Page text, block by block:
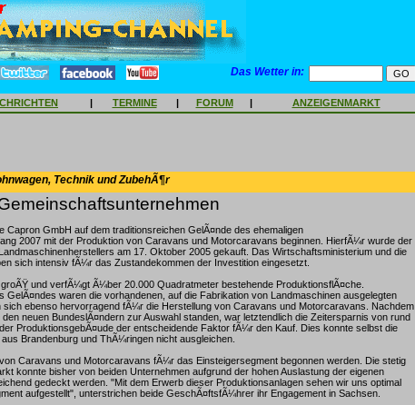
Das Wetter in:
| TERMINE | FORUM | ANZEIGENMARKT
Technik und ZubehÃ¶r
Capron GmbH auf dem traditionsreichen GelÃ¤nde des ehemaligen
2007 mit der Produktion von Caravans und Motorcaravans beginnen. HierfÃ¼r wurde der
am 17. Oktober 2005 gekauft. Das Wirtschaftsministerium und die
sich intensiv fÃ¼r das Zustandekommen der Investition eingesetzt.
und verfÃ¼gt Ã¼ber 20.000 Quadratmeter bestehende ProduktionsflÃ¤che.
waren die vorhandenen, auf die Fabrikation von Landmaschinen ausgelegten
sich ebenso hervorragend fÃ¼r die Herstellung von Caravans und Motorcaravans. Nachdem
neuen BundeslÃ¤ndern zur Auswahl standen, war letztendlich die Zeitersparnis von rund
ProduktionsgebÃ¤ude der entscheidende Faktor fÃ¼r den Kauf. Dies konnte selbst die
Brandenburg und ThÃ¼ringen nicht ausgleichen.
Caravans und Motorcaravans fÃ¼r das Einsteigersegment begonnen werden. Die stetig
konnte bisher von beiden Unternehmen aufgrund der hohen Auslastung der eigenen
gedeckt werden. "Mit dem Erwerb dieser Produktionsanlagen sehen wir uns optimal
aufgestellt", unterstrichen beide GeschÃ¤ftsfÃ¼hrer ihr Engagement in Sachsen.